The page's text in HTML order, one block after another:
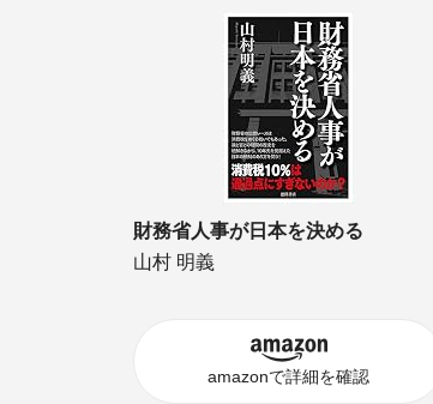
財務省人事が日本を決める
山村 明義
amazonで詳細を確認